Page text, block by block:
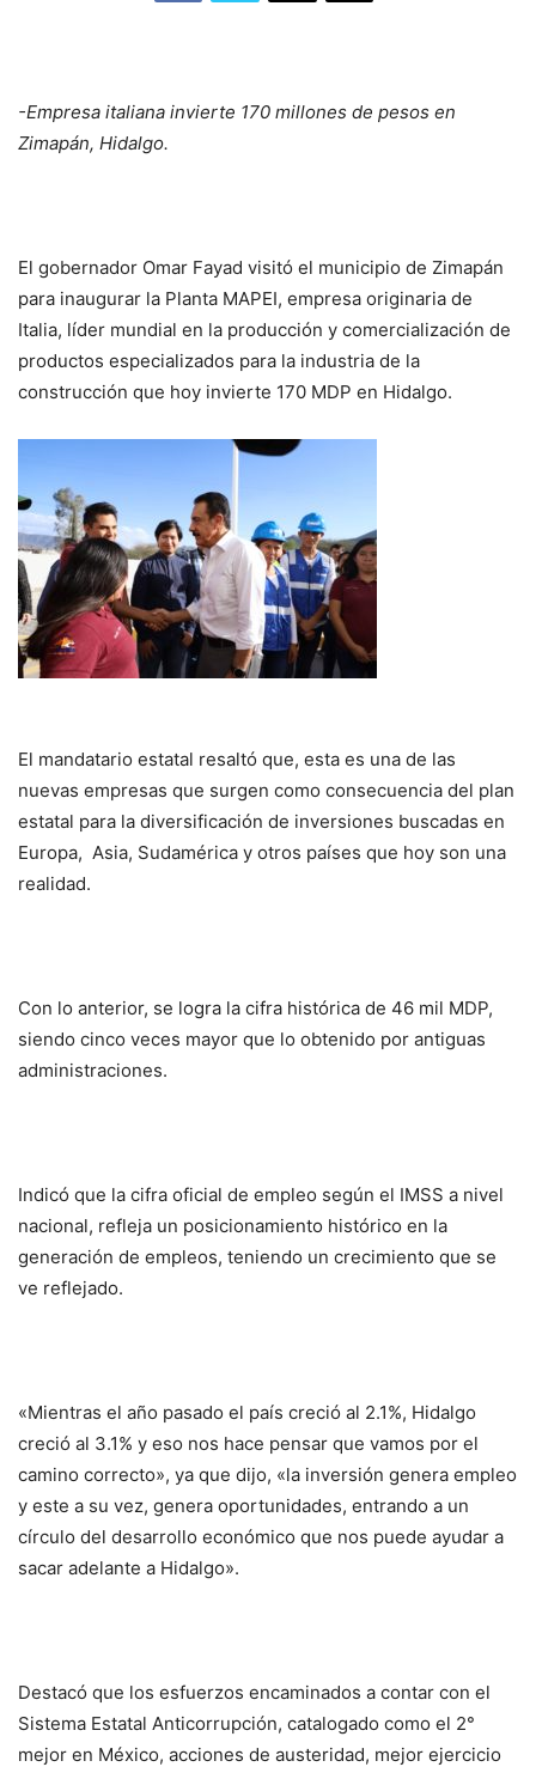
-Empresa italiana invierte 170 millones de pesos en
Zimapán, Hidalgo.
El gobernador Omar Fayad visitó el municipio de Zimapán
para inaugurar la Planta MAPEI, empresa originaria de
Italia, líder mundial en la producción y comercialización de
productos especializados para la industria de la
construcción que hoy invierte 170 MDP en Hidalgo.
El mandatario estatal resaltó que, esta es una de las
nuevas empresas que surgen como consecuencia del plan
estatal para la diversificación de inversiones buscadas en
Europa, Asia, Sudamérica y otros países que hoy son una
realidad.
Con lo anterior, se logra la cifra histórica de 46 mil MDP,
siendo cinco veces mayor que lo obtenido por antiguas
administraciones.
Indicó que la cifra oficial de empleo según el IMSS a nivel
nacional, refleja un posicionamiento histórico en la
generación de empleos, teniendo un crecimiento que se
ve reflejado.
«Mientras el año pasado el país creció al 2.1%, Hidalgo
creció al 3.1% y eso nos hace pensar que vamos por el
camino correcto», ya que dijo, «la inversión genera empleo
y este a su vez, genera oportunidades, entrando a un
círculo del desarrollo económico que nos puede ayudar a
sacar adelante a Hidalgo».
Destacó que los esfuerzos encaminados a contar con el
Sistema Estatal Anticorrupción, catalogado como el 2°
mejor en México, acciones de austeridad, mejor ejercicio